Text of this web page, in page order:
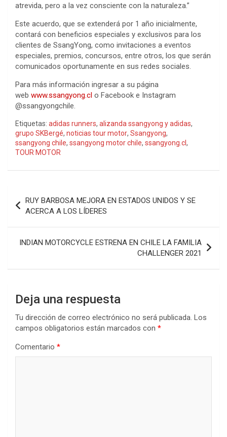
atrevida, pero a la vez consciente con la naturaleza.”
Este acuerdo, que se extenderá por 1 año inicialmente,
contará con beneficios especiales y exclusivos para los
clientes de SsangYong, como invitaciones a eventos
especiales, premios, concursos, entre otros, los que serán
comunicados oportunamente en sus redes sociales.
Para más información ingresar a su página
web www.ssangyong.cl o Facebook e Instagram
@ssangyongchile.
Etiquetas: adidas runners, alizanda ssangyong y adidas,
grupo SKBergé, noticias tour motor, Ssangyong,
ssangyong chile, ssangyong motor chile, ssangyong.cl,
TOUR MOTOR
de
entradas
RUY BARBOSA MEJORA EN ESTADOS UNIDOS Y SE
ACERCA A LOS LÍDERES
INDIAN MOTORCYCLE ESTRENA EN CHILE LA FAMILIA
CHALLENGER 2021
Deja una respuesta
Tu dirección de correo electrónico no será publicada. Los
campos obligatorios están marcados con *
Comentario *